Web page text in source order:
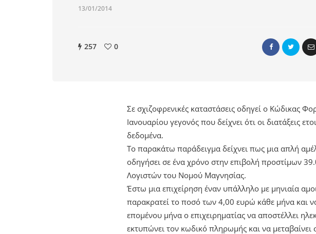
13/01/2014
257 0
Σε σχιζοφρενικές καταστάσεις οδηγεί ο Κώδικας
Ιανουαρίου γεγονός που δείχνει ότι οι διατάξεις
δεδομένα.
Το παρακάτω παράδειγμα δείχνει πως μια απλή
οδηγήσει σε ένα χρόνο στην επιβολή προστίμων
Λογιστών του Νομού Μαγνησίας.
Έστω μια επιχείρηση έναν υπάλληλο με μηνιαία
παρακρατεί το ποσό των 4,00 ευρώ κάθε μήνα και
επομένου μήνα ο επιχειρηματίας να αποστέλλει
εκτυπώνει τον κωδικό πληρωμής και να